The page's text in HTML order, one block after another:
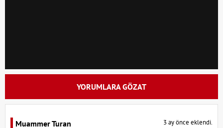
YORUMLARA GÖZAT
Muammer Turan 3 ay önce eklendi.